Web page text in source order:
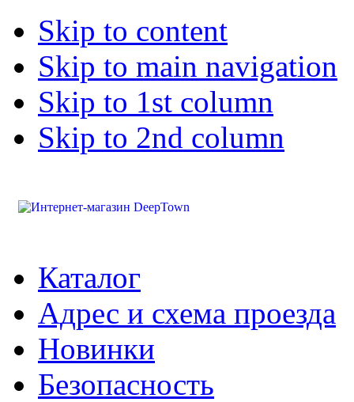
Skip to content
Skip to main navigation
Skip to 1st column
Skip to 2nd column
Каталог
Адрес и схема проезда
Новинки
Безопасность